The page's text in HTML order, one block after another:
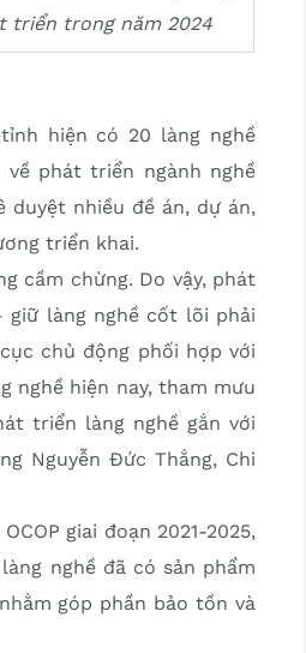
triển trong năm 2024
hiện có 20 làng nghề
phát triển ngành nghề
nhiều đề án, dự án,
triển khai.
cầm chừng. Do vậy, phát
giữ làng nghề cốt lõi phải
chủ động phối hợp với
nghề hiện nay, tham mưu
triển làng nghề gắn với
Nguyễn Đức Thắng, Chi
giai đoạn 2021-2025,
nghề đã có sản phẩm
góp phần bảo tồn và